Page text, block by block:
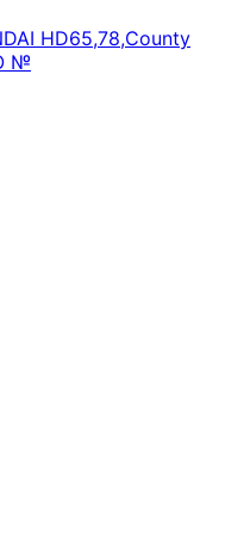
HD65,78,County
№